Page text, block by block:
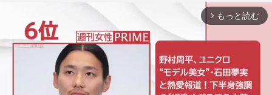
arrow_forward_ios もっと読む